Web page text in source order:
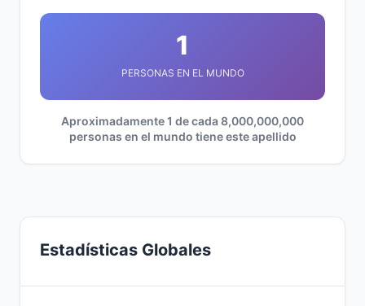
1
PERSONAS EN EL MUNDO
Aproximadamente 1 de cada 8,000,000,000
personas en el mundo tiene este apellido
Estadísticas Globales